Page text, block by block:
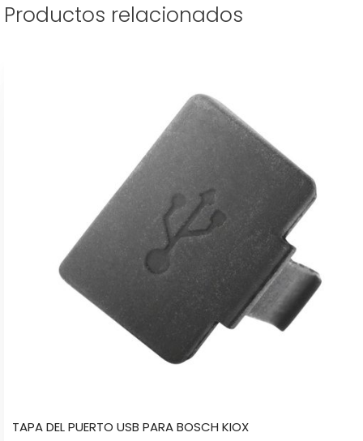
Productos relacionados
TAPA DEL PUERTO USB PARA BOSCH KIOX